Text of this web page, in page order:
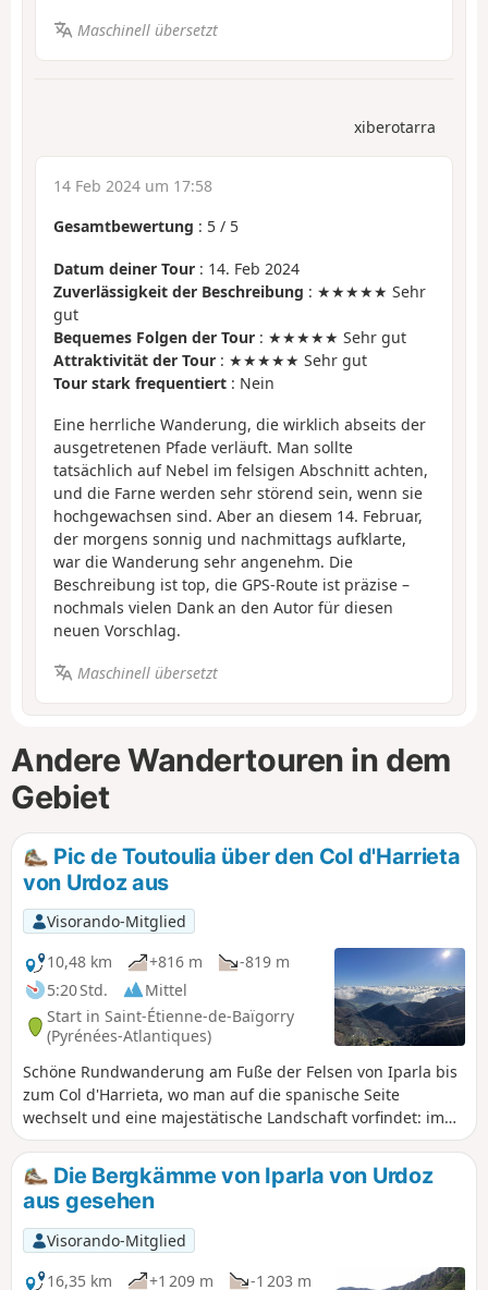
Maschinell übersetzt
xiberotarra
14 Feb 2024 um 17:58
Gesamtbewertung : 5 / 5
Datum deiner Tour : 14. Feb 2024
Zuverlässigkeit der Beschreibung : ★★★★★ Sehr
gut
Bequemes Folgen der Tour : ★★★★★ Sehr gut
Attraktivität der Tour : ★★★★★ Sehr gut
Tour stark frequentiert : Nein
Eine herrliche Wanderung, die wirklich abseits der
ausgetretenen Pfade verläuft. Man sollte
tatsächlich auf Nebel im felsigen Abschnitt achten,
und die Farne werden sehr störend sein, wenn sie
hochgewachsen sind. Aber an diesem 14. Februar,
der morgens sonnig und nachmittags aufklarte,
war die Wanderung sehr angenehm. Die
Beschreibung ist top, die GPS-Route ist präzise –
nochmals vielen Dank an den Autor für diesen
neuen Vorschlag.
Maschinell übersetzt
Andere Wandertouren in dem
Gebiet
Pic de Toutoulia über den Col d'Harrieta
von Urdoz aus
Visorando-Mitglied
10,48 km
+816 m
-819 m
5:20 Std.
Mittel
Start in Saint-Étienne-de-Baïgorry
(Pyrénées-Atlantiques)
Schöne Rundwanderung am Fuße der Felsen von Iparla bis
zum Col d'Harrieta, wo man auf die spanische Seite
wechselt und eine majestätische Landschaft vorfindet: im
Süden den Astate (1022 m) und den Buztanzelhai (1029 m),
gegenüber die Gorra-Kette (1074 m) und im Norden der
Toutoulia (987 m) und der Iparla (1049 m).
Die Bergkämme von Iparla von Urdoz
aus gesehen
Visorando-Mitglied
16,35 km
+1 209 m -1 203 m